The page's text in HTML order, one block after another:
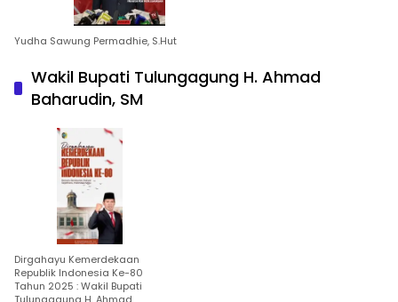
Yudha Sawung Permadhie, S.Hut
Wakil Bupati Tulungagung H. Ahmad
Baharudin, SM
Dirgahayu Kemerdekaan
Republik Indonesia Ke-80
Tahun 2025 : Wakil Bupati
Tulungagung H. Ahmad